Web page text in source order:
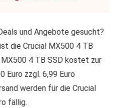
und Angebote gesucht?
die Crucial MX500 4 TB
4 TB SSD kostet zur
Euro zzgl. 6,99 Euro
werden für die Crucial
fällig.